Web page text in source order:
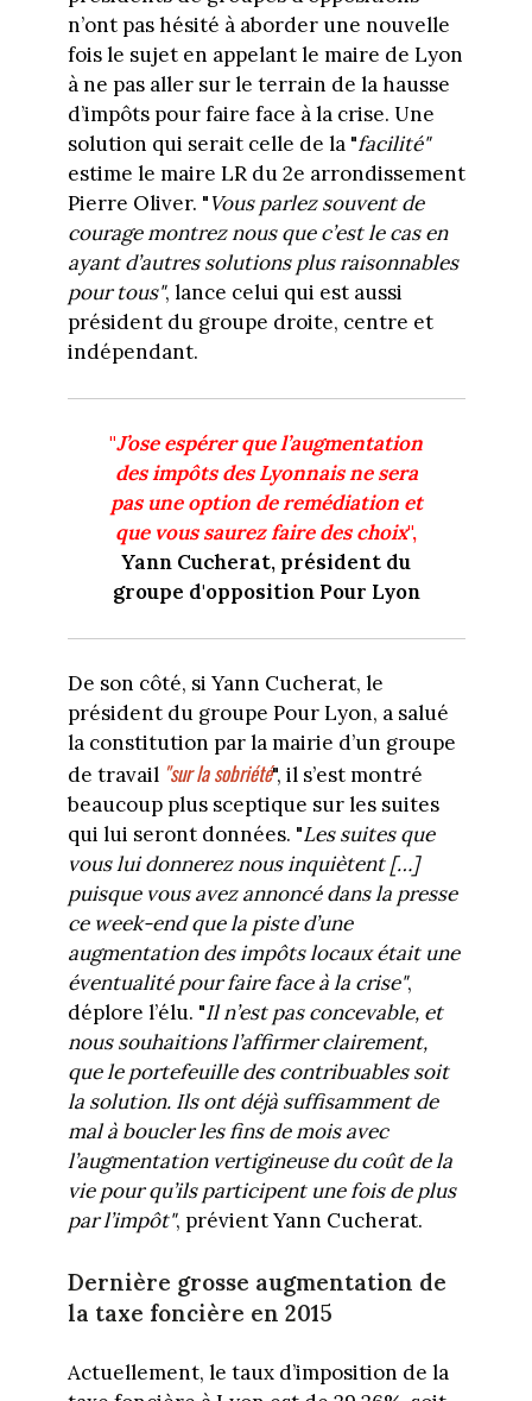
n’ont pas hésité à aborder une nouvelle
fois le sujet en appelant le maire de Lyon
à ne pas aller sur le terrain de la hausse
d’impôts pour faire face à la crise. Une
solution qui serait celle de la "facilité"
estime le maire LR du 2e arrondissement
Pierre Oliver. "Vous parlez souvent de
courage montrez nous que c’est le cas en
ayant d’autres solutions plus raisonnables
pour tous", lance celui qui est aussi
président du groupe droite, centre et
indépendant.
"J’ose espérer que l’augmentation
des impôts des Lyonnais ne sera
pas une option de remédiation et
que vous saurez faire des choix",
Yann Cucherat, président du
groupe d'opposition Pour Lyon
De son côté, si Yann Cucherat, le
président du groupe Pour Lyon, a salué
la constitution par la mairie d’un groupe
de travail "sur la sobriété", il s’est montré
beaucoup plus sceptique sur les suites
qui lui seront données. "Les suites que
vous lui donnerez nous inquiètent […]
puisque vous avez annoncé dans la presse
ce week-end que la piste d’une
augmentation des impôts locaux était une
éventualité pour faire face à la crise",
déplore l’élu. "Il n’est pas concevable, et
nous souhaitions l’affirmer clairement,
que le portefeuille des contribuables soit
la solution. Ils ont déjà suffisamment de
mal à boucler les fins de mois avec
l’augmentation vertigineuse du coût de la
vie pour qu’ils participent une fois de plus
par l’impôt", prévient Yann Cucherat.
Dernière grosse augmentation de
la taxe foncière en 2015
Actuellement, le taux d’imposition de la